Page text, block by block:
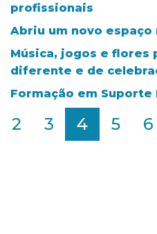
profissionais
Abriu um novo espaço
Música, jogos e flores
diferente e de
Formação em Suporte
2 3 4 5 6